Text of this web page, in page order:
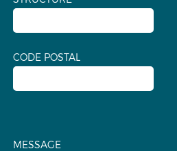
CODE POSTAL
MESSAGE